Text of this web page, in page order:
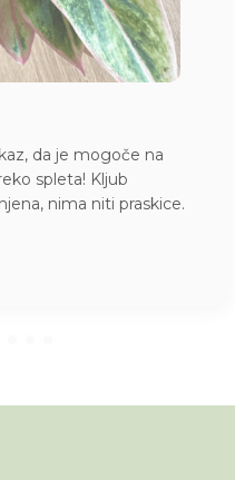
da je mogoče na
spleta! Kljub
nima niti praskice.